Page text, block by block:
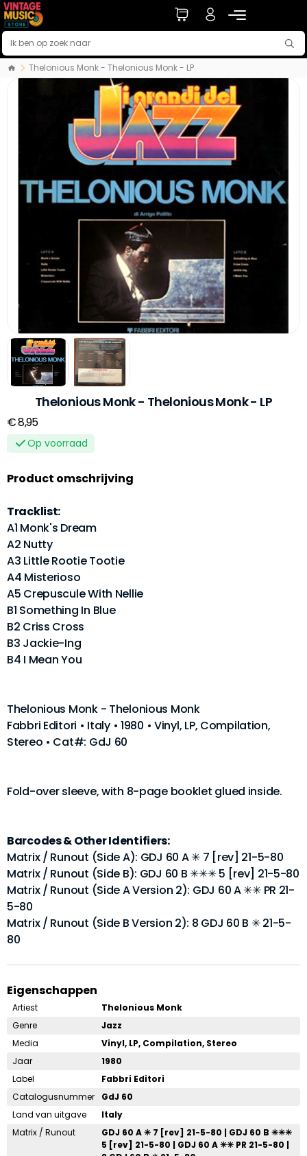
Thelonious Monk - Thelonious Monk - LP
Thelonious Monk - Thelonious Monk - LP
€ 8,95
Op voorraad
Product omschrijving
Tracklist:
A1 Monk's Dream
A2 Nutty
A3 Little Rootie Tootie
A4 Misterioso
A5 Crepuscule With Nellie
B1 Something In Blue
B2 Criss Cross
B3 Jackie-Ing
B4 I Mean You
Thelonious Monk - Thelonious Monk
Fabbri Editori • Italy • 1980 • Vinyl, LP, Compilation,
Stereo • Cat#: GdJ 60
Fold-over sleeve, with 8-page booklet glued inside.
Barcodes & Other Identifiers:
Matrix / Runout (Side A): GDJ 60 A ✳ 7 [rev] 21-5-80
Matrix / Runout (Side B): GDJ 60 B ✳✳✳ 5 [rev] 21-5-80
Matrix / Runout (Side A Version 2): GDJ 60 A ✳✳ PR 21-
5-80
Matrix / Runout (Side B Version 2): 8 GDJ 60 B ✳ 21-5-
80
Eigenschappen
Artiest
Thelonious Monk
Genre
Jazz
Media
Vinyl, LP, Compilation, Stereo
Jaar
1980
Label
Fabbri Editori
Catalogusnummer
GdJ 60
Land van uitgave
Italy
Matrix / Runout
GDJ 60 A ✳ 7 [rev] 21-5-80 | GDJ 60 B ✳✳✳
5 [rev] 21-5-80 | GDJ 60 A ✳✳ PR 21-5-80 |